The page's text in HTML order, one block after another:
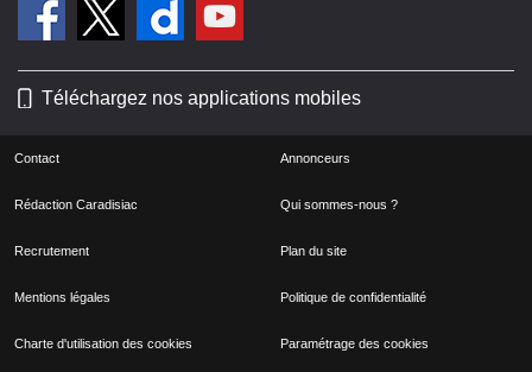
Téléchargez nos applications mobiles
Contact Annonceurs
Rédaction Caradisiac Qui sommes-nous ?
Recrutement Plan du site
Mentions légales Politique de confidentialité
Charte d'utilisation des cookies Paramétrage des cookies